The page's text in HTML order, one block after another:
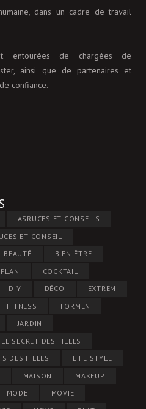
dans un cadre de travail
entourées de chargées de
ainsi que de partenaires et
confiance.
ASRUCES ET CONSEILS
ET CONSEIL
BEAUTÉ
BIEN-ÊTRE
COCKTAIL
DIY DÉCO
EXTREM
FITNESS
FORMEN
JARDIN
LE SECRET DES FILLES
DES FILLES
LIFE STYLE
MAISON
MAKEUP
MODE
MOVIE